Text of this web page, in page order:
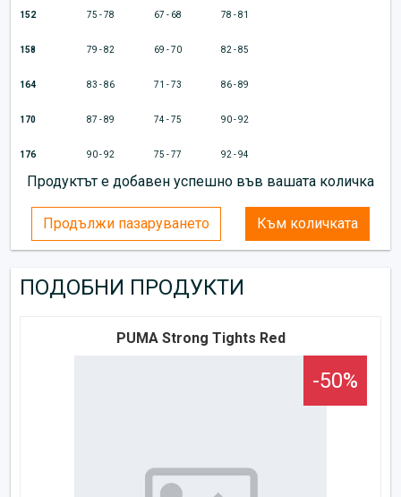
152 75 - 78 67 - 68 78 - 81
158 79 - 82 69 - 70 82 - 85
164 83 - 86 71 - 73 86 - 89
170 87 - 89 74 - 75 90 - 92
176 90 - 92 75 - 77 92 - 94
Продуктът е добавен успешно във вашата количка
Продължи пазаруването Към количката
ПОДОБНИ ПРОДУКТИ
PUMA Strong Tights Red
-50%